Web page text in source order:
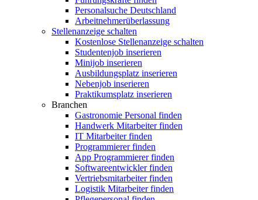
Personalsuche Deutschland
Arbeitnehmerüberlassung
Stellenanzeige schalten
Kostenlose Stellenanzeige schalten
Studentenjob inserieren
Minijob inserieren
Ausbildungsplatz inserieren
Nebenjob inserieren
Praktikumsplatz inserieren
Branchen
Gastronomie Personal finden
Handwerk Mitarbeiter finden
IT Mitarbeiter finden
Programmierer finden
App Programmierer finden
Softwareentwickler finden
Vertriebsmitarbeiter finden
Logistik Mitarbeiter finden